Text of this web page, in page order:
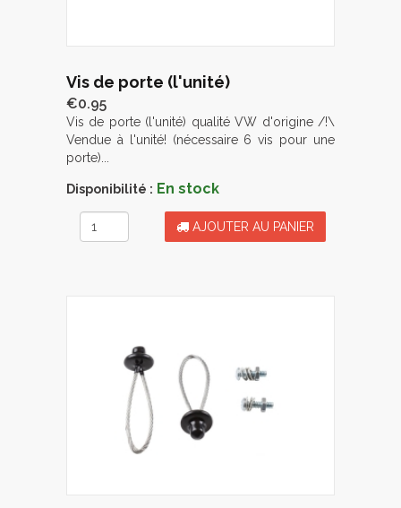
Vis de porte (l'unité)
€0.95
Vis de porte (l'unité) qualité VW d'origine /!\
Vendue à l'unité! (nécessaire 6 vis pour une
porte)...
Disponibilité : En stock
AJOUTER AU PANIER